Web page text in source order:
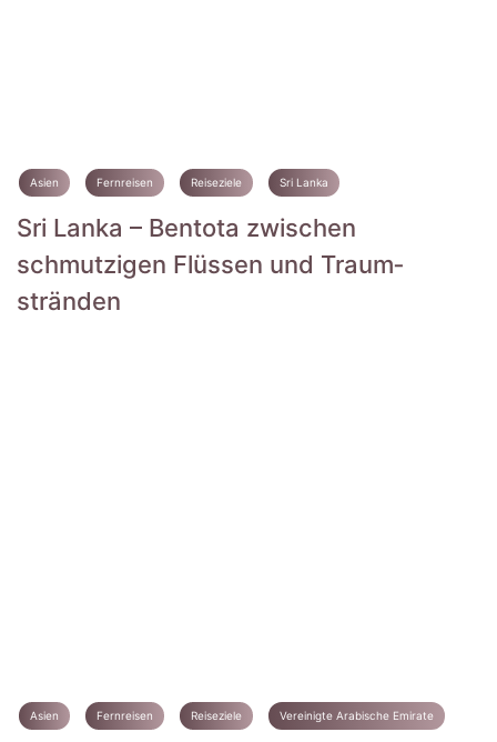
Asien Fernreisen Reiseziele Sri Lanka
Sri Lanka – Bentota zwischen
schmutzigen Flüssen und Traum­
stränden
Asien Fernreisen Reiseziele Vereinigte Arabische Emirate